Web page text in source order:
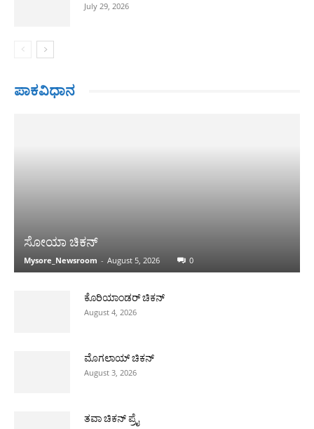
July 29, 2026
ಪಾಕವಿಧಾನ
ಸೋಯಾ ಚಿಕನ್
Mysore_Newsroom - August 5, 2026 0
ಕೊರಿಯಾಂಡರ್ ಚಿಕನ್
August 4, 2026
ಮೊಗಲಾಯ್ ಚಿಕನ್
August 3, 2026
ತವಾ ಚಿಕನ್ ಪ್ರೈ